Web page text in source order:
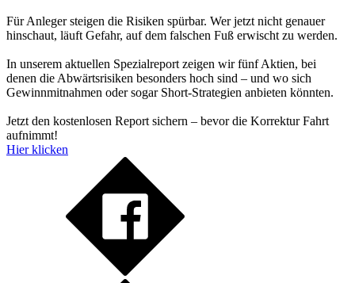
Für Anleger steigen die Risiken spürbar. Wer jetzt nicht genauer
hinschaut, läuft Gefahr, auf dem falschen Fuß erwischt zu werden.
In unserem aktuellen Spezialreport zeigen wir fünf Aktien, bei
denen die Abwärtsrisiken besonders hoch sind – und wo sich
Gewinnmitnahmen oder sogar Short-Strategien anbieten könnten.
Jetzt den kostenlosen Report sichern – bevor die Korrektur Fahrt
aufnimmt!
Hier klicken